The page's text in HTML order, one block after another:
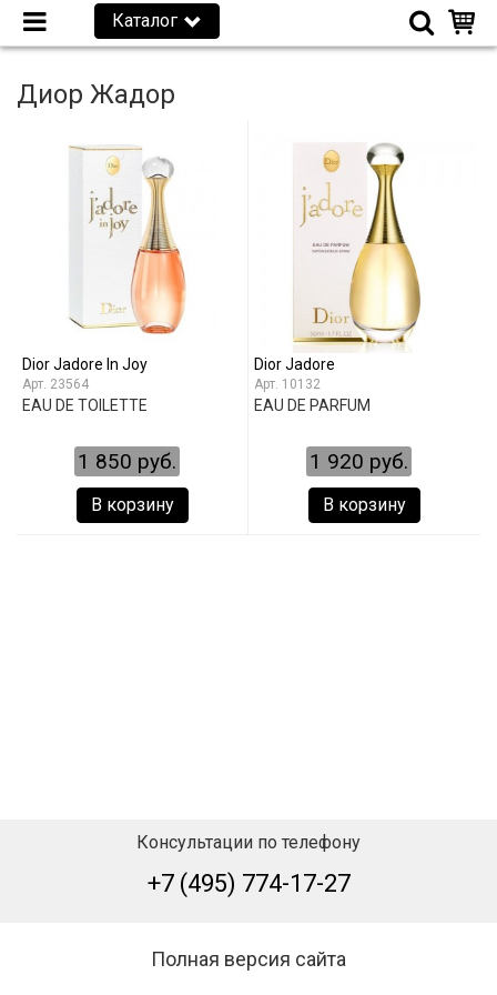
Каталог
Диор Жадор
Dior Jadore In Joy
23564
EAU DE TOILETTE
1 850 руб.
В корзину
Dior Jadore
10132
EAU DE PARFUM
1 920 руб.
В корзину
Консультации по телефону
+7 (495) 774-17-27
Полная версия сайта